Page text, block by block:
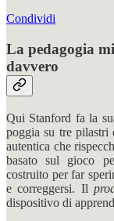
Condividi
La pedagogia
davvero
Qui Stanford fa la
poggia su tre pilastri
autentica che
basato sul gioco
costruito per far
e correggersi. Il
dispositivo di